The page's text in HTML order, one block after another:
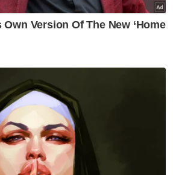
TH: Pelan pemulihan
kukuhkan kedudukan
perlu waspada anak
dengan AI - Fahmi
Tabung Haji: Ambil
kalau ada 'sakau',
tidak bela salah laku -
Wajdi